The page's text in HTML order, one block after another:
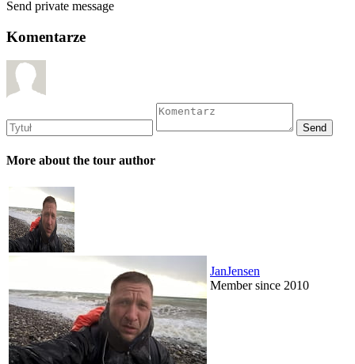
Send private message
Komentarze
More about the tour author
JanJensen
Member since 2010